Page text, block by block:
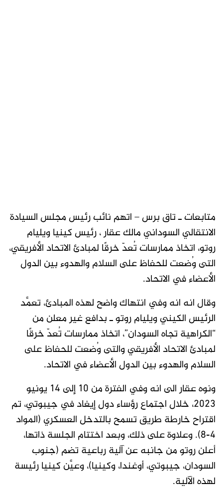
متابعات ـ تاق برس – اتهم نائب رئيس مجلس السيادة
الانتقالي السوداني مالك عقار ، رئيس كينيا ويليام
روتو، اتخاذ ممارسات تُعدّ خرقًا لمبادئ الاتحاد الأفريقي،
التى وُضعت للحفاظ على السلام والهدوء بين الدول
الأعضاء في الاتحاد.
وقال انه انه وفي انتهاك واضح لهذه المبادئ، تعمَّد
الرئيس الكيني ويليام روتو ـ بدافع غير معلن من
“الكراهية تجاه السودان”، اتخاذ ممارسات تُعدّ خرقًا
لمبادئ الاتحاد الأفريقي والتى وُضعت للحفاظ على
السلام والهدوء بين الدول الأعضاء في الاتحاد.
ونوه عقار الى انه وفي الفترة من 10 إلى 14 يونيو
2023، خلال اجتماع رؤساء دول إيغاد في جيبوتي، تم
اقتراح خارطة طريق تسمح بالتدخل العسكري (المواد
4-8). وعلاوة على ذلك، وبعد اختتام الجلسة ذاتها،
أعلن روتو من جانبه عن آلية رباعية تضم (جنوب
السودان، جيبوتي، أوغندا، وكينيا)، وعيَّن كينيا رئيسة
لهذه الآلية.